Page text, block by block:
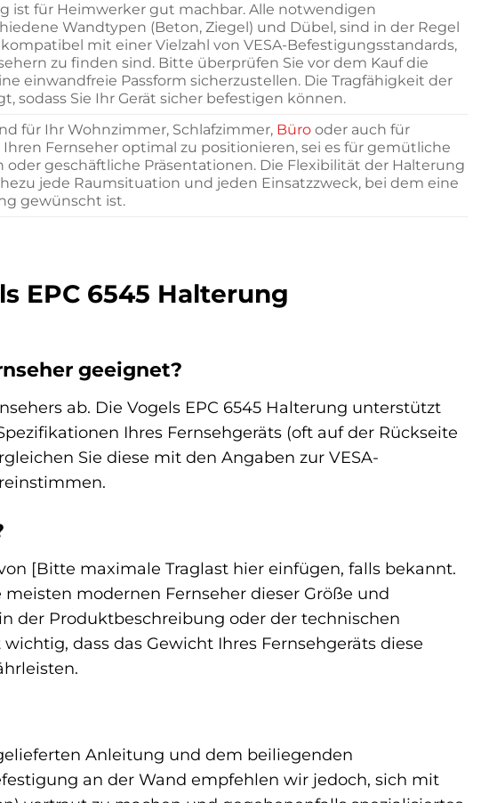
ist für Heimwerker gut machbar. Alle notwendigen
Wandtypen (Beton, Ziegel) und Dübel, sind in der Regel
mit einer Vielzahl von VESA-Befestigungsstandards,
zu finden sind. Bitte überprüfen Sie vor dem Kauf die
einwandfreie Passform sicherzustellen. Die Tragfähigkeit der
sodass Sie Ihr Gerät sicher befestigen können.
für Ihr Wohnzimmer, Schlafzimmer, Bürooder auch für
Fernseher optimal zu positionieren, sei es für gemütliche
geschäftliche Präsentationen. Die Flexibilität der Halterung
jede Raumsituation und jeden Einsatzzweck, bei dem eine
gewünscht ist.
EPC 6545 Halterung
geeignet?
ab. Die Vogels EPC 6545 Halterung unterstützt
Ihres Fernsehgeräts (oft auf der Rückseite
Sie diese mit den Angaben zur VESA-
[Bitte maximale Traglast hier einfügen, falls bekannt.
modernen Fernseher dieser Größe und
der Produktbeschreibung oder der technischen
dass das Gewicht Ihres Fernsehgeräts diese
Anleitung und dem beiliegenden
an der Wand empfehlen wir jedoch, sich mit